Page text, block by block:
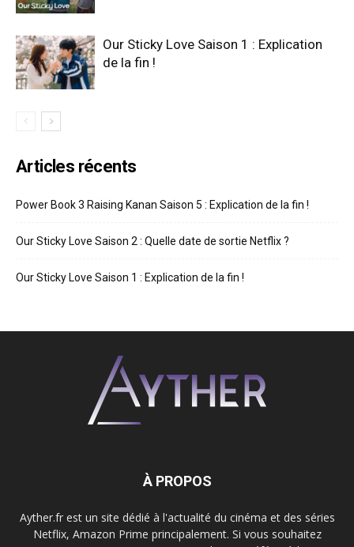
Our Sticky Love Saison 1 : Explication
de la fin !
Articles récents
Power Book 3 Raising Kanan Saison 5 : Explication de la fin !
Our Sticky Love Saison 2 : Quelle date de sortie Netflix ?
Our Sticky Love Saison 1 : Explication de la fin !
À PROPOS
Ayther.fr est un site dédié à l'actualité du cinéma et des séries
Netflix, Amazon Prime principalement. Si vous souhaitez